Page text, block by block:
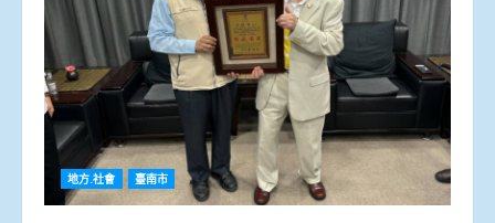
地方.社會 臺南市